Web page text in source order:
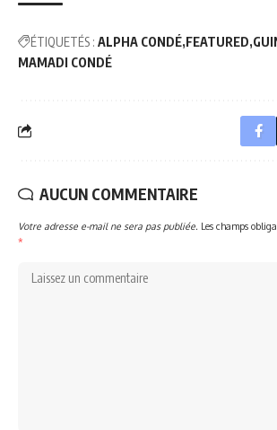
ÉTIQUETÉS : ALPHA CONDÉ FEATURED
MAMADI CONDÉ
AUCUN COMMENTAIRE
Votre adresse e-mail ne sera pas publiée. Les champs
*